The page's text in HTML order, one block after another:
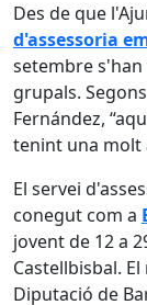
Des de que
d'assessoria
setembre s'han
grupals.
Fernández,
tenint una molt
El servei
conegut com a
jovent de 12 a
Castellbisbal.
Diputació de